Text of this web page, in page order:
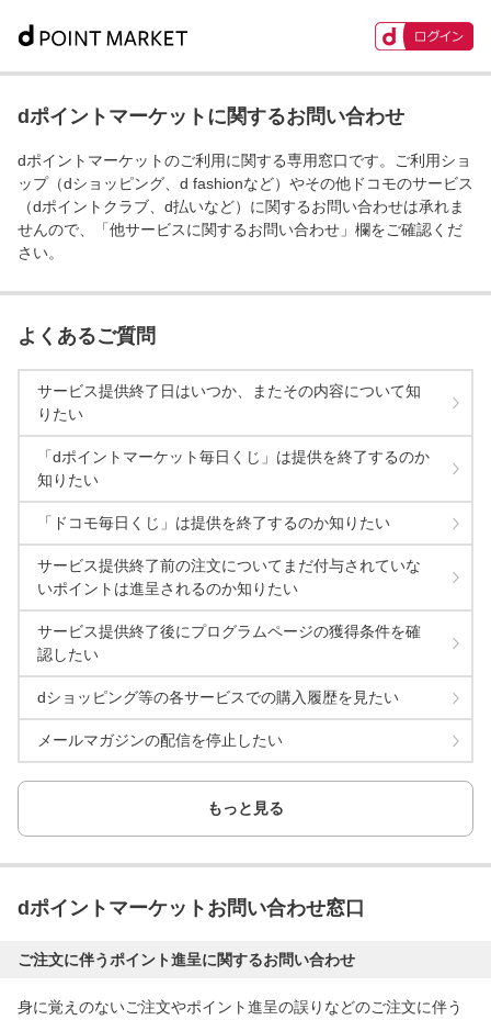
dポイントマーケットに関するお問い合わせ
dポイントマーケットのご利用に関する専用窓口です。ご利用ショ
ップ（dショッピング、d fashionなど）やその他ドコモのサービス
（dポイントクラブ、d払いなど）に関するお問い合わせは承れま
せんので、「他サービスに関するお問い合わせ」欄をご確認くだ
さい。
よくあるご質問
サービス提供終了日はいつか、またその内容について知
りたい
「dポイントマーケット毎日くじ」は提供を終了するのか
知りたい
「ドコモ毎日くじ」は提供を終了するのか知りたい
サービス提供終了前の注文についてまだ付与されていな
いポイントは進呈されるのか知りたい
サービス提供終了後にプログラムページの獲得条件を確
認したい
dショッピング等の各サービスでの購入履歴を見たい
メールマガジンの配信を停止したい
もっと見る
dポイントマーケットお問い合わせ窓口
ご注文に伴うポイント進呈に関するお問い合わせ
身に覚えのないご注文やポイント進呈の誤りなどのご注文に伴う